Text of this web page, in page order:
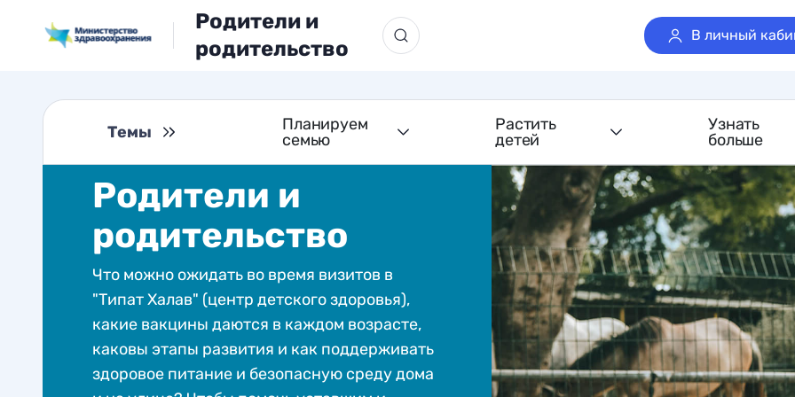
Родители и
родительство
В личный
Темы
Планируем
семью
Растить
детей
Узнать
больше
Родители и
родительство
Что можно ожидать во время визитов в
"Типат Халав" (центр детского здоровья),
какие вакцины даются в каждом возрасте,
каковы этапы развития и как поддерживать
здоровое питание и безопасную среду дома